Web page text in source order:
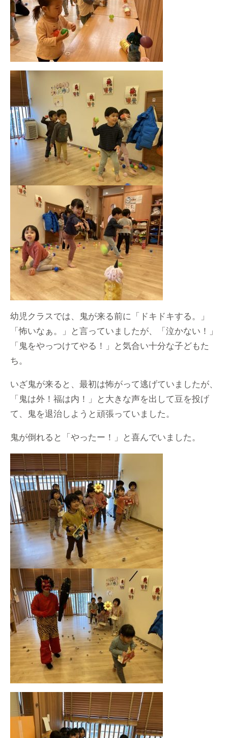
幼児クラスでは、鬼が来る前に「ドキドキする。」
「怖いなぁ。」と言っていましたが、「泣かない！」
「鬼をやっつけてやる！」と気合い十分な子どもた
ち。
いざ鬼が来ると、最初は怖がって逃げていましたが、
「鬼は外！福は内！」と大きな声を出して豆を投げ
て、鬼を退治しようと頑張っていました。
鬼が倒れると「やったー！」と喜んでいました。